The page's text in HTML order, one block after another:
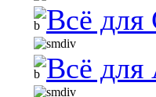
Всё
Всё